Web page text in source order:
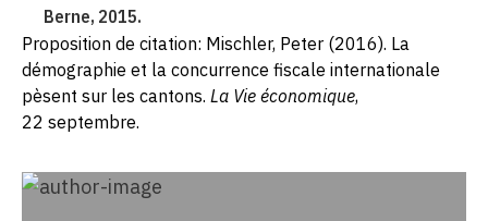
Berne, 2015.
Proposition de citation: Mischler, Peter (2016). La
démographie et la concurrence fiscale internationale
pèsent sur les cantons. La Vie économique,
22 septembre.